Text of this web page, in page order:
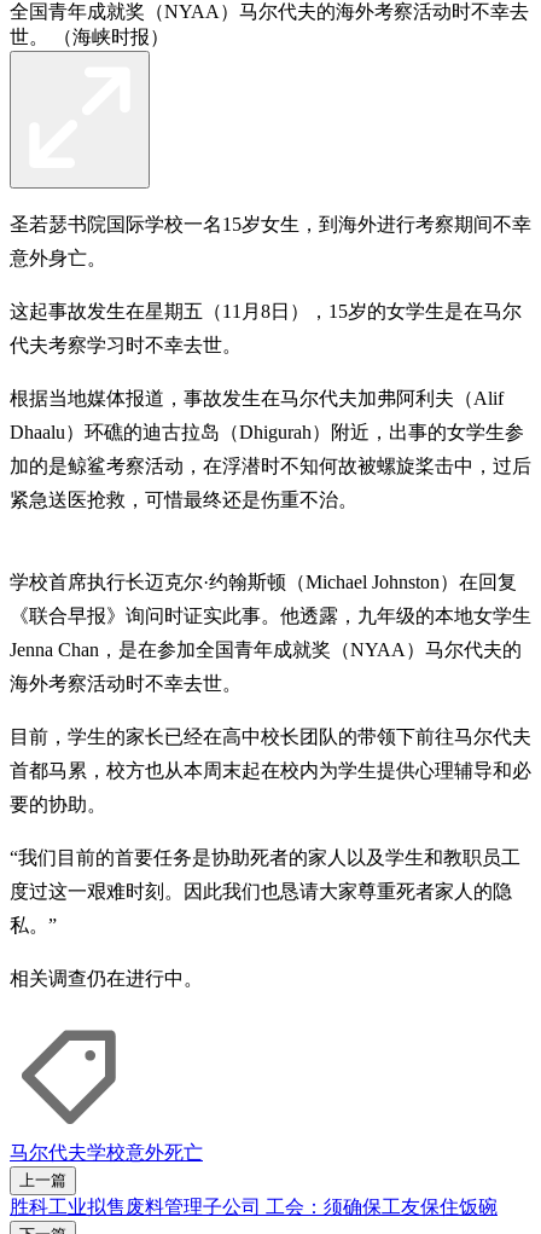
全国青年成就奖（NYAA）马尔代夫的海外考察活动时不幸去
世。 （海峡时报）
圣若瑟书院国际学校一名15岁女生，到海外进行考察期间不幸
意外身亡。
这起事故发生在星期五（11月8日），15岁的女学生是在马尔
代夫考察学习时不幸去世。
根据当地媒体报道，事故发生在马尔代夫加弗阿利夫（Alif
Dhaalu）环礁的迪古拉岛（Dhigurah）附近，出事的女学生参
加的是鲸鲨考察活动，在浮潜时不知何故被螺旋桨击中，过后
紧急送医抢救，可惜最终还是伤重不治。
学校首席执行长迈克尔·约翰斯顿（Michael Johnston）在回复
《联合早报》询问时证实此事。他透露，九年级的本地女学生
Jenna Chan，是在参加全国青年成就奖（NYAA）马尔代夫的
海外考察活动时不幸去世。
目前，学生的家长已经在高中校长团队的带领下前往马尔代夫
首都马累，校方也从本周末起在校内为学生提供心理辅导和必
要的协助。
“我们目前的首要任务是协助死者的家人以及学生和教职员工
度过这一艰难时刻。因此我们也恳请大家尊重死者家人的隐
私。”
相关调查仍在进行中。
马尔代夫学校意外死亡
上一篇
胜科工业拟售废料管理子公司 工会：须确保工友保住饭碗